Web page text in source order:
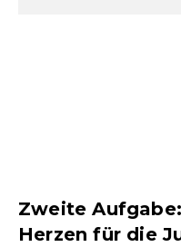
Zweite
Herzen für die